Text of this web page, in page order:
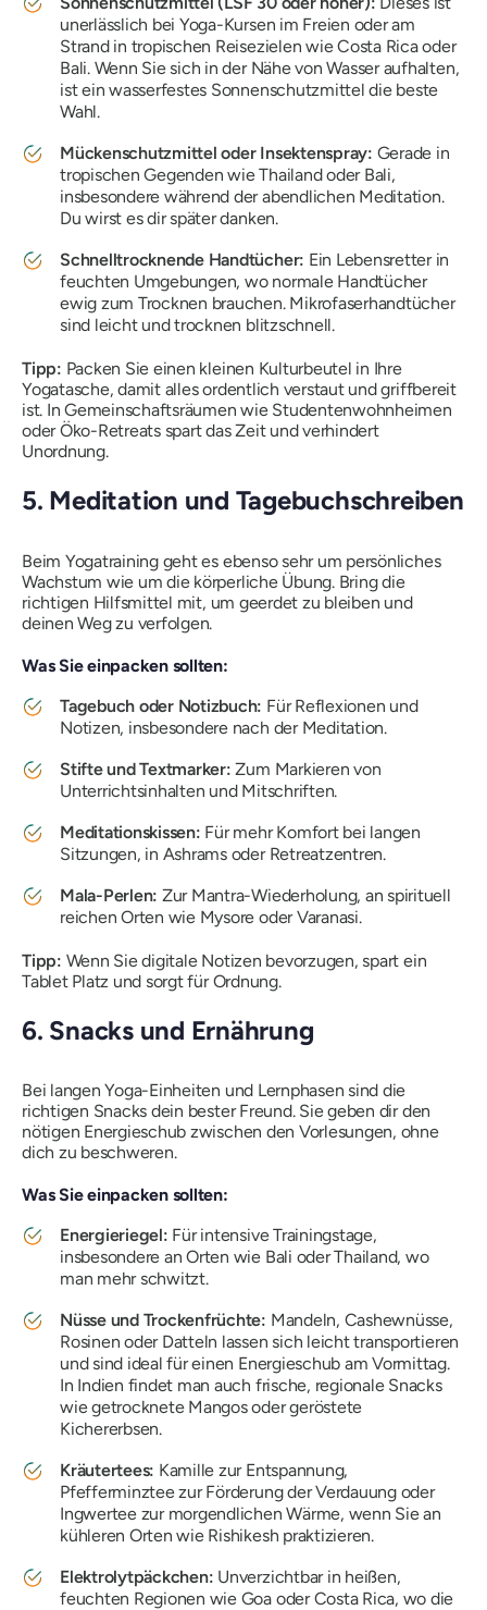
unerlässlich bei Yoga-Kursen im Freien oder am
Strand in tropischen Reisezielen wie Costa Rica oder
Bali. Wenn Sie sich in der Nähe von Wasser aufhalten,
ist ein wasserfestes Sonnenschutzmittel die beste
Wahl.
Mückenschutzmittel oder Insektenspray: Gerade in
tropischen Gegenden wie Thailand oder Bali,
insbesondere während der abendlichen Meditation.
Du wirst es dir später danken.
Schnelltrocknende Handtücher: Ein Lebensretter in
feuchten Umgebungen, wo normale Handtücher
ewig zum Trocknen brauchen. Mikrofaserhandtücher
sind leicht und trocknen blitzschnell.
Tipp: Packen Sie einen kleinen Kulturbeutel in Ihre
Yogatasche, damit alles ordentlich verstaut und griffbereit
ist. In Gemeinschaftsräumen wie Studentenwohnheimen
oder Öko-Retreats spart das Zeit und verhindert
Unordnung.
5. Meditation und Tagebuchschreiben
Beim Yogatraining geht es ebenso sehr um persönliches
Wachstum wie um die körperliche Übung. Bring die
richtigen Hilfsmittel mit, um geerdet zu bleiben und
deinen Weg zu verfolgen.
Was Sie einpacken sollten:
Tagebuch oder Notizbuch: Für Reflexionen und
Notizen, insbesondere nach der Meditation.
Stifte und Textmarker: Zum Markieren von
Unterrichtsinhalten und Mitschriften.
Meditationskissen: Für mehr Komfort bei langen
Sitzungen, in Ashrams oder Retreatzentren.
Mala-Perlen: Zur Mantra-Wiederholung, an spirituell
reichen Orten wie Mysore oder Varanasi.
Tipp: Wenn Sie digitale Notizen bevorzugen, spart ein
Tablet Platz und sorgt für Ordnung.
6. Snacks und Ernährung
Bei langen Yoga-Einheiten und Lernphasen sind die
richtigen Snacks dein bester Freund. Sie geben dir den
nötigen Energieschub zwischen den Vorlesungen, ohne
dich zu beschweren.
Was Sie einpacken sollten:
Energieriegel: Für intensive Trainingstage,
insbesondere an Orten wie Bali oder Thailand, wo
man mehr schwitzt.
Nüsse und Trockenfrüchte: Mandeln, Cashewnüsse,
Rosinen oder Datteln lassen sich leicht transportieren
und sind ideal für einen Energieschub am Vormittag.
In Indien findet man auch frische, regionale Snacks
wie getrocknete Mangos oder geröstete
Kichererbsen.
Kräutertees: Kamille zur Entspannung,
Pfefferminztee zur Förderung der Verdauung oder
Ingwertee zur morgendlichen Wärme, wenn Sie an
kühleren Orten wie Rishikesh praktizieren.
Elektrolytpäckchen: Unverzichtbar in heißen,
feuchten Regionen wie Goa oder Costa Rica, wo die